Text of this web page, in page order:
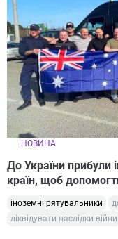
НОВИНА
До України прибули
країн, щоб
іноземні рятувальники
ліквідувати наслідки війни